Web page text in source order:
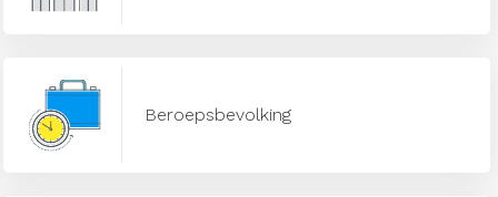
Beroepsbevolking